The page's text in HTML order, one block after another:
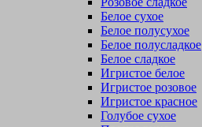
Белое сухое
Белое полусухое
Белое полусладкое
Белое сладкое
Игристое белое
Игристое розовое
Игристое красное
Голубое сухое